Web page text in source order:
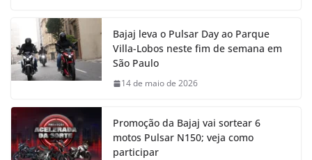
Bajaj leva o Pulsar Day ao Parque
Villa-Lobos neste fim de semana em
São Paulo
14 de maio de 2026
Promoção da Bajaj vai sortear 6
motos Pulsar N150; veja como
participar